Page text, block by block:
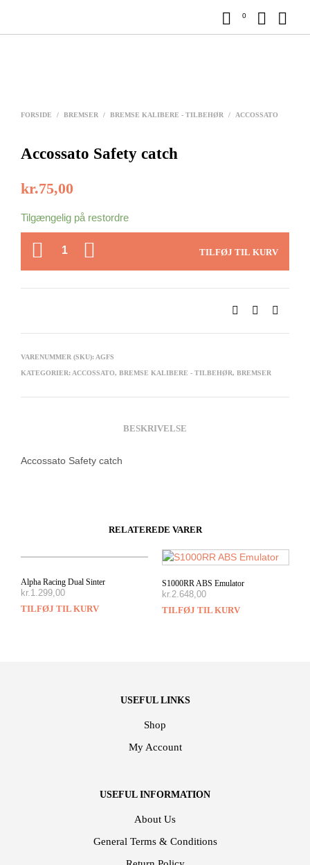
0
FORSIDE / BREMSER / BREMSE KALIBERE - TILBEHØR / ACCOSSATO
Accossato Safety catch
kr.75,00
Tilgængelig på restordre
ANTAL
TILFØJ TIL KURV
VARENUMMER (SKU): AGFS
KATEGORIER: ACCOSSATO, BREMSE KALIBERE - TILBEHØR, BREMSER
BESKRIVELSE
Accossato Safety catch
RELATEREDE VARER
Alpha Racing Dual Sinter
kr.1.299,00
TILFØJ TIL KURV
S1000RR ABS Emulator
kr.2.648,00
TILFØJ TIL KURV
USEFUL LINKS
Shop
My Account
USEFUL INFORMATION
About Us
General Terms & Conditions